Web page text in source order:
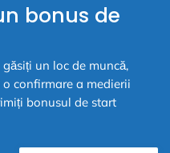
bonus de
un loc de muncă,
confirmare a medierii
bonusul de start